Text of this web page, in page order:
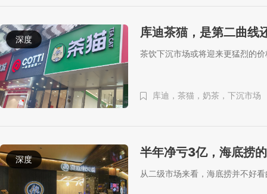
深度 库迪茶猫，是第二曲线
茶饮下沉市场或将迎来更猛烈的
库迪，茶猫，奶茶，下沉市场
深度 半年净亏3亿，海底捞
从二级市场来看，海底捞并不好